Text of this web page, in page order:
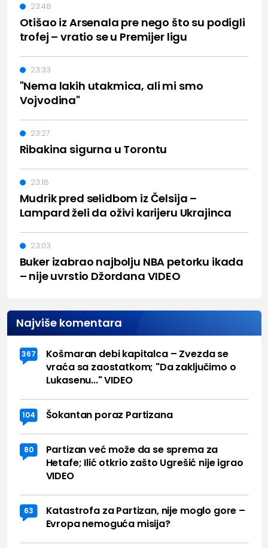
Otišao iz Arsenala pre nego što su podigli
trofej – vratio se u Premijer ligu
23:48
"Nema lakih utakmica, ali mi smo
Vojvodina"
23:33
Ribakina sigurna u Torontu
23:27
Mudrik pred selidbom iz Čelsija –
Lampard želi da oživi karijeru Ukrajinca
23:18
Buker izabrao najbolju NBA petorku ikada
– nije uvrstio Džordana VIDEO
23:03
Najviše komentara
367
Košmaran debi kapitalca – Zvezda se
vraća sa zaostatkom; "Da zaključimo o
Lukasenu..." VIDEO
104 Šokantan poraz Partizana
80
Partizan već može da se sprema za
Hetafe; Ilić otkrio zašto Ugrešić nije igrao
VIDEO
63
Katastrofa za Partizan, nije moglo gore –
Evropa nemoguća misija?